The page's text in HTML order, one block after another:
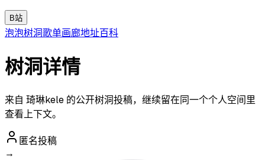
B站
泡泡树洞歌单画廊地址百科
树洞详情
来自 琦琳kele 的公开树洞投稿，继续留在同一个个人空间里
查看上下文。
匿名投稿
→